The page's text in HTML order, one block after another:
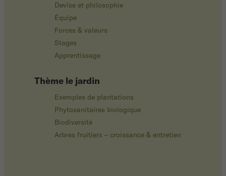
Devise et philosophie
Équipe
Forces & valeurs
Stages
Apprentissage
Thème le jardin
Exemples de plantations
Phytosanitaires biologique
Biodiversité
Arbres fruitiers – croissance & entretien